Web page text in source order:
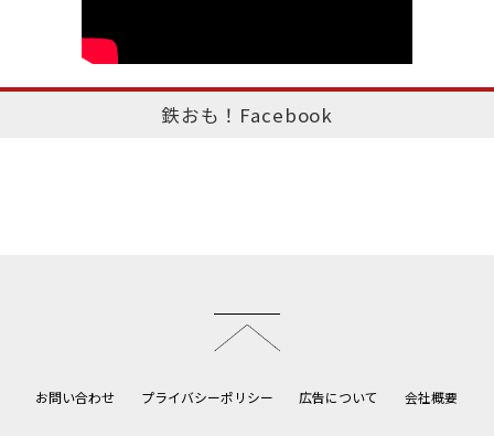
鉄おも！Facebook
お問い合わせ プライバシーポリシー 広告について 会社概要